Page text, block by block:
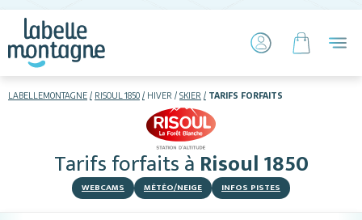
LABELLEMONTAGNE RISOUL 1850 HIVER SKIER TARIFS FORFAITS
Tarifs forfaitsà Risoul 1850
WEBCAMS MÉTÉO/NEIGE INFOS PISTES